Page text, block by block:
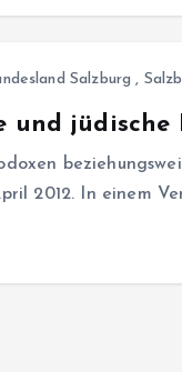
Salzburg ,
und jüdische
2012. In einem